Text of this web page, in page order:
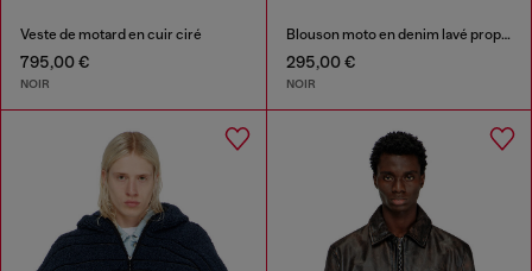
Veste de motard en cuir ciré
795,00 €
NOIR
Blouson moto en denim lavé propre
295,00 €
NOIR